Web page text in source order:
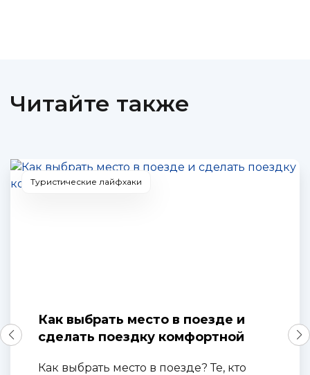
Читайте также
Туристические лайфхаки
Как выбрать место в поезде и
сделать поездку комфортной
Как выбрать место в поезде? Те, кто